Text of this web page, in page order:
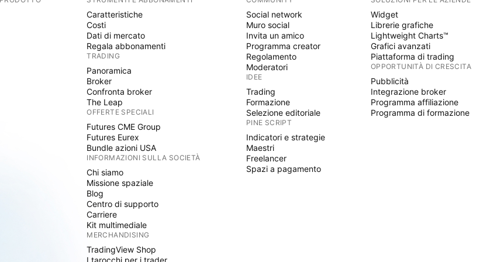
l'azienda
software per il
dei veicoli di
per
sistemi
stellari e
principali.
estruso,
DATI:
Beta (5 anni
Price
Price:
Dollari 5°
Caratteristiche
Costi
Dati di mercato
Regala abbonamenti
TRADING
Panoramica
Broker
Confronta broker
The Leap
OFFERTE SPECIALI
Futures CME Group
Futures Eurex
Bundle azioni USA
INFORMAZIONI SULLA SOCIETÀ
Chi siamo
Missione spaziale
Blog
Centro di supporto
Carriere
Kit multimediale
MERCHANDISING
TradingView Shop
I tarocchi per i trader
Social network
Muro social
Invita un amico
Programma creator
Regolamento
Moderatori
IDEE
Trading
Formazione
Selezione editoriale
PINE SCRIPT
Indicatori e strategie
Maestri
Freelancer
Spazi a pagamento
Widget
Librerie grafiche
Lightweight Charts™
Grafici avanzati
Piattaforma di trading
OPPORTUNITÀ DI CRESCITA
Pubblicità
Integrazione broker
Programma affiliazione
Programma di formazione